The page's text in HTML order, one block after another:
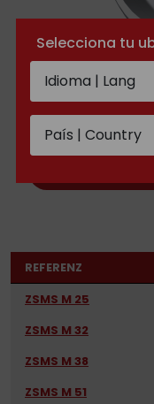
Selecciona tu
REFERENZ
ZSMS M 25
ZSMS M 32
ZSMS M 38
ZSMS M 51